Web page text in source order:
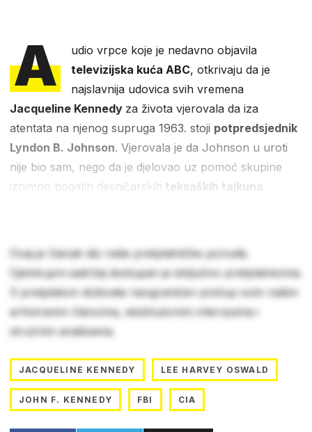
A
udio vrpce koje je nedavno objavila
televizijska kuća ABC, otkrivaju da je
najslavnija udovica svih vremena
Jacqueline Kennedy za života vjerovala da iza
atentata na njenog supruga 1963. stoji potpredsjednik
Lyndon B. Johnson. Vjerovala je da Johnson u uroti
nije bio sam, nego da je djelovao uz pomoć skupine
iznimno bogatih desničarskih teksaških tajkuna
Ovaj je članak dio naše pretplatničke ponude.
Cjelokupni sadržaj dostupan je isključivo pretplatnicima.
S pretplatom dobivate neograničen pristup svim našim
arhiviranim člancima, ekskluzivnim intervjuima i
stručnim analizama.
JACQUELINE KENNEDY LEE HARVEY OSWALD
JOHN F. KENNEDY FBI CIA